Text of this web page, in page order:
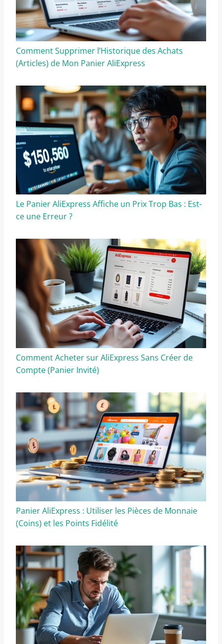
Comment Supprimer l’Historique des Achats
(Articles) de Mon Panier AliExpress
Le Panier AliExpress Affiche un Prix Trop Bas : Est-
ce une Erreur ?
Comment Acheter sur AliExpress Sans Créer de
Compte (Panier Invité)
Panier AliExpress : Utiliser les Pièces de Monnaie
(Coins) et les Points Fidélité